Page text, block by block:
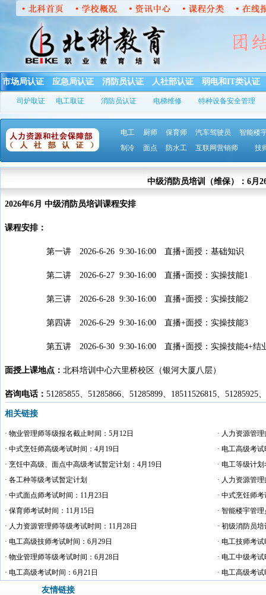
市场局认证 应急局认证 消防员认证 人社部认证 弱电和IT类认证
司炉取证 电工取证 消防员认证 电梯维修 特种设备安全管理
电工 厨师 保育师 汽车驾驶员
智能楼
制冷
面点 防水工 互联网营销师 技
中级消防员培训（维保）：6月
2026年6月 中级消防员培训课程安排
课程安排：
第一讲 2026-6-26 9:30-16:00 直播+面授：基础知识
第二讲 2026-6-27 9:30-16:00 直播+面授：实操技能1
第三讲 2026-6-28 9:30-16:00 直播+面授：实操技能2
第四讲 2026-6-29 9:30-16:00 直播+面授：实操技能3
第五讲 2026-6-30 9:30-16:00 直播+面授：实操技能4+结
面授上课地点：北科培训中心六里桥校区（银河大厦八层）
咨询电话：51285855、51285866、51285899、18511526815、51285925
相关链接
· 物业管理师等级报名截止时间：5月12日
· 人力资源管
· 中式烹饪师高级考试时间：4月19日
· 电工高级考
· 烹饪中高级、面点中高级考试暂定计划：4月19日
· 电工等级计
· 各工种等级考试暂定计划
· 人力资源管
· 中式面点师考试时间：11月23日
· 中式烹饪师
· 保育师考试时间：11月15日
· 智能楼宇管
· 人力资源管理师等级考试时间：11月28日
· 初级消防员
· 电工高级技师考试时间：6月29日
· 电工技师考
· 物业管理师等级考试时间：6月28日
· 电工中级考
· 电工高级考试时间：6月21日
· 电工高级考
友情链接